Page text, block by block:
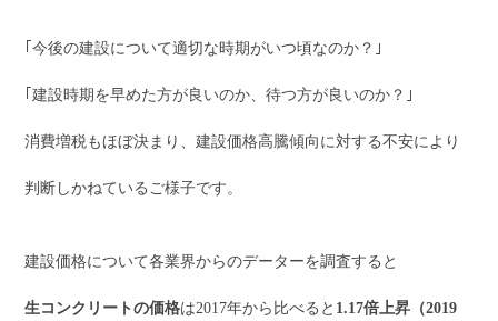
｢今後の建設について適切な時期がいつ頃なのか？｣
｢建設時期を早めた方が良いのか、待つ方が良いのか？｣
消費増税もほぼ決まり、建設価格高騰傾向に対する不安により
判断しかねているご様子です。
建設価格について各業界からのデーターを調査すると
生コンクリートの価格は2017年から比べると 1.17倍上昇（2019